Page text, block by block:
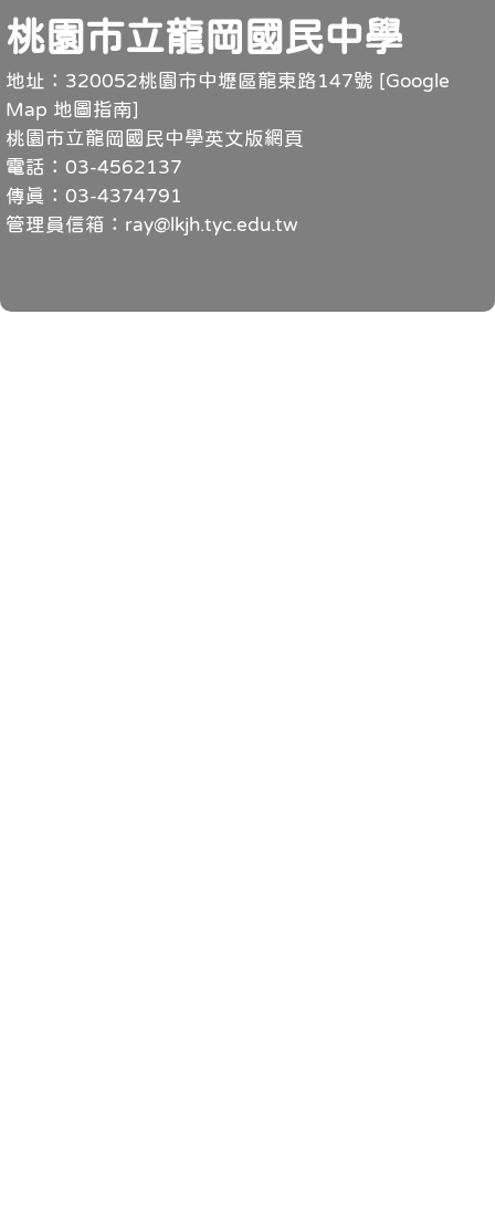
頁尾
桃園市立龍岡國民中學
地址：320052桃園市中壢區龍東路147號 [Google
Map 地圖指南]
桃園市立龍岡國民中學英文版網頁
電話：03-4562137
傳真：03-4374791
管理員信箱：ray@lkjh.tyc.edu.tw